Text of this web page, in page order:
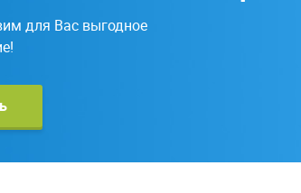
для Вас выгодное